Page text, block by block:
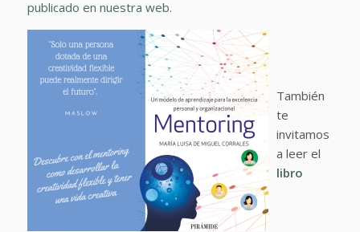
publicado en nuestra web.
También
te
invitamos
a leer el
libro